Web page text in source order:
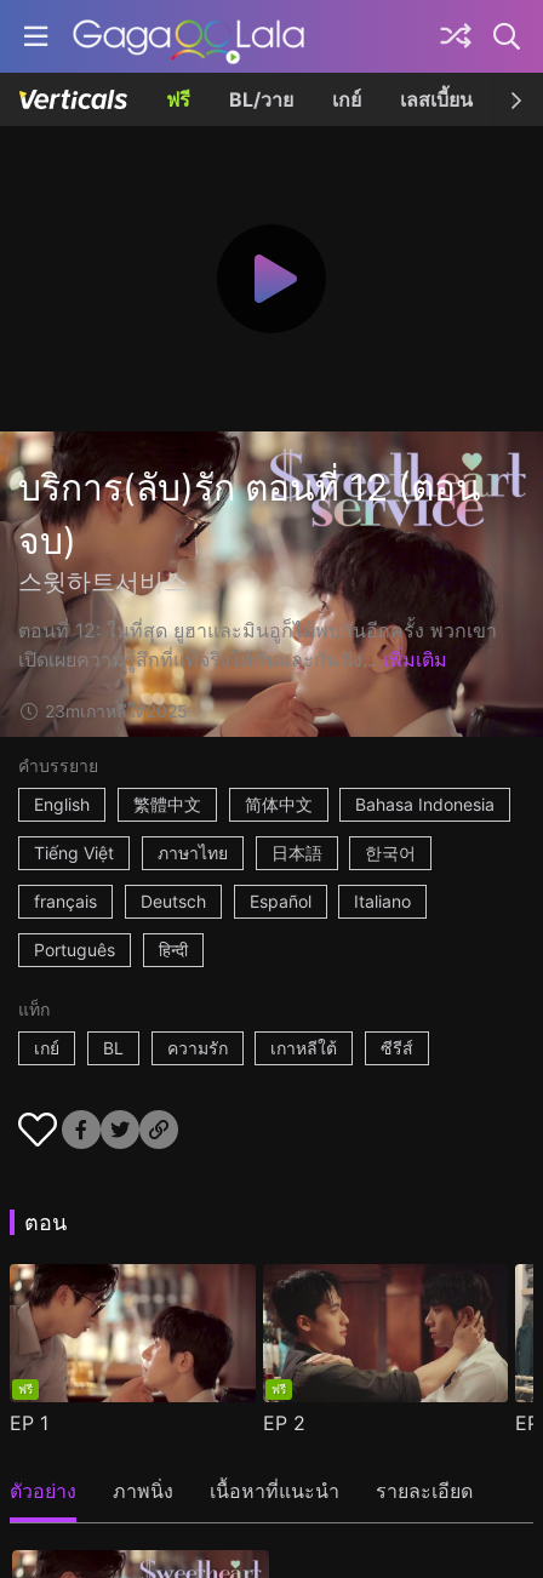
ฟรี BL/วาย เกย์ เลสเบี้ยน เค
บริการ(ลับ)รัก ตอนที่ 12 (ตอน
จบ)
스윗하트서비스
ตอนที่ 12: ในที่สุด ยูฮาและมินอูก็ได้พบกันอีกครั้ง พวกเขา
เปิดเผยความรู้สึกที่แท้จริงให้กันและกันฟัง... เพิ่มเติม
23mเกาหลีใต้2025
คำบรรยาย
English
繁體中文 简体中文 Bahasa Indonesia
Tiếng Việt ภาษาไทย 日本語 한국어
français Deutsch Español Italiano
Português हिन्दी
แท็ก
เกย์
BL ความรัก เกาหลีใต้ ซีรีส์
ตอน
ฟรี
EP 1
ฟรี
EP 2
ตัวอย่าง ภาพนิ่ง เนื้อหาที่แนะนำ รายละเอียด